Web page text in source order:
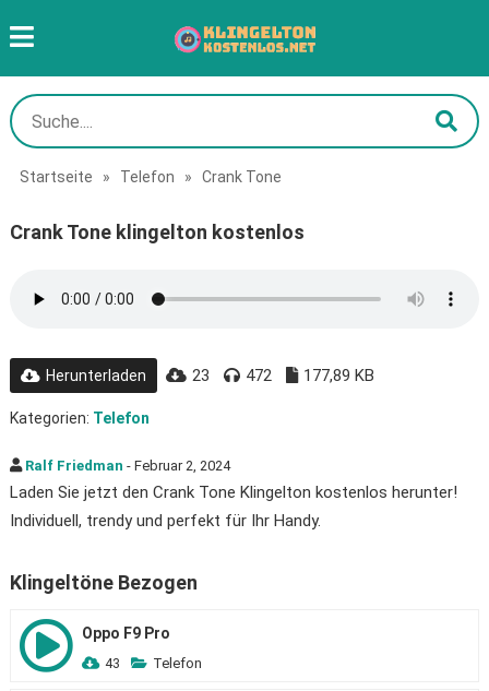
Startseite » Telefon » Crank Tone
Crank Tone klingelton kostenlos
Herunterladen 23 472 177,89 KB
Kategorien: Telefon
Ralf Friedman - Februar 2, 2024
Laden Sie jetzt den Crank Tone Klingelton kostenlos herunter!
Individuell, trendy und perfekt für Ihr Handy.
Klingeltöne Bezogen
Oppo F9 Pro
43 Telefon